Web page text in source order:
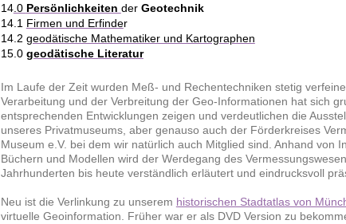
14.0 Persönlichkeiten der Geotechnik
14.1 Firmen und Erfinder
14.2 geodätische Mathematiker und Kartographen
15.0 geodätische Literatur
Im Laufe der Zeit wurden Meß- und Rechentechniken stetig
Verarbeitung und der Verbreitung der Geo-Informationen hat sich
entsprechenden Entwicklungen zeigen und verdeutlichen die
unseres Privatmuseums, aber genauso auch der Förderkreises
Museum e.V. bei dem wir natürlich auch Mitglied sind. Anhand von
Büchern und Modellen wird der Werdegang des
Jahrhunderten bis heute verständlich erläutert und eindrucksvoll
Neu ist die Verlinkung zu unserem historischen Stadtatlas von
virtuelle Geoinformation. Früher war er als DVD Version zu